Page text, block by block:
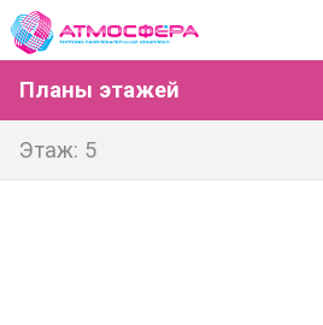
Планы этажей
Этаж: 5